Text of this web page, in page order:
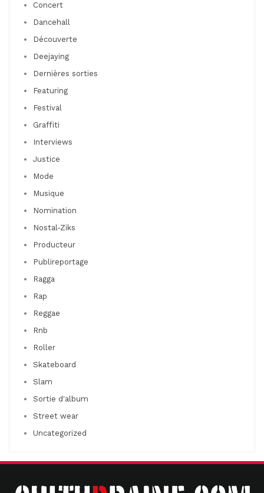
Concert
Dancehall
Découverte
Deejaying
Dernières sorties
Featuring
Festival
Graffiti
Interviews
Justice
Mode
Musique
Nomination
Nostal-Ziks
Producteur
Publireportage
Ragga
Rap
Reggae
Rnb
Roller
Skateboard
Slam
Sortie d'album
Street wear
Uncategorized